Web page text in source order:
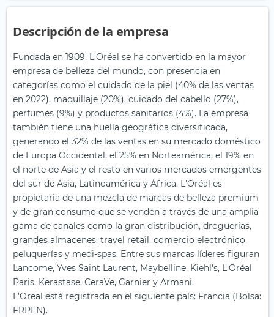
Descripción de la empresa
Fundada en 1909, L'Oréal se ha convertido en la mayor
empresa de belleza del mundo, con presencia en
categorías como el cuidado de la piel (40% de las ventas
en 2022), maquillaje (20%), cuidado del cabello (27%),
perfumes (9%) y productos sanitarios (4%). La empresa
también tiene una huella geográfica diversificada,
generando el 32% de las ventas en su mercado doméstico
de Europa Occidental, el 25% en Norteamérica, el 19% en
el norte de Asia y el resto en varios mercados emergentes
del sur de Asia, Latinoamérica y África. L'Oréal es
propietaria de una mezcla de marcas de belleza premium
y de gran consumo que se venden a través de una amplia
gama de canales como la gran distribución, droguerías,
grandes almacenes, travel retail, comercio electrónico,
peluquerías y medi-spas. Entre sus marcas líderes figuran
Lancome, Yves Saint Laurent, Maybelline, Kiehl's, L'Oréal
Paris, Kerastase, CeraVe, Garnier y Armani.
L'Oreal está registrada en el siguiente país: Francia (Bolsa:
FRPEN).